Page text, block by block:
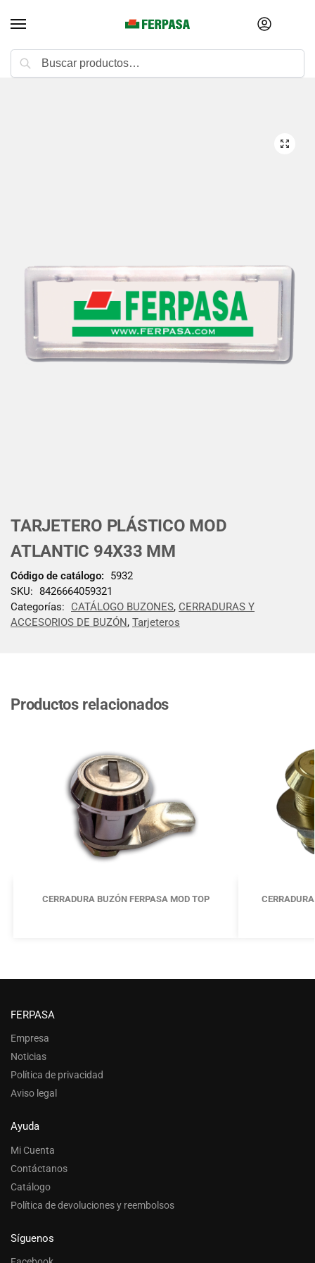
TARJETERO PLÁSTICO MOD
ATLANTIC 94X33 MM
Código de catálogo:
5932
SKU: 8426664059321
Categorías:
CATÁLOGO BUZONES, CERRADURAS Y
ACCESORIOS DE BUZÓN, Tarjeteros
Productos relacionados
CERRADURA BUZÓN FERPASA MOD TOP
FERPASA
Empresa
Noticias
Política de privacidad
Aviso legal
Ayuda
Mi Cuenta
Contáctanos
Catálogo
Política de devoluciones y reembolsos
Síguenos